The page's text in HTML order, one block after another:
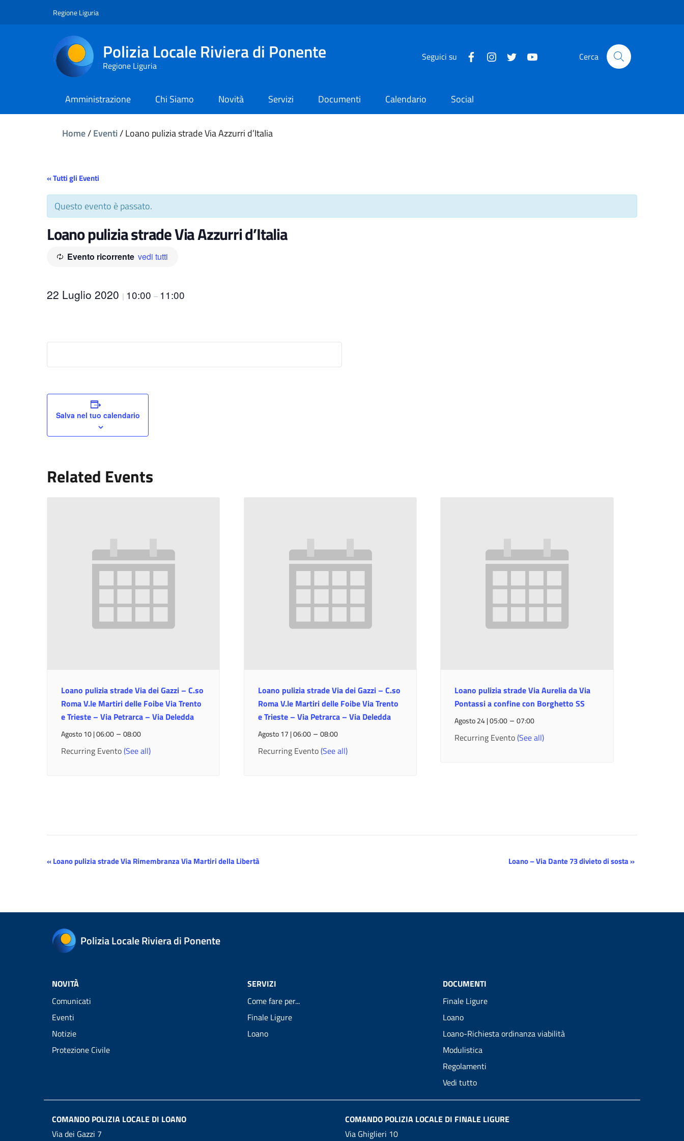
Regione Liguria
Polizia Locale Riviera di Ponente
Regione Liguria
Seguici su Cerca
Amministrazione Chi Siamo Novità Servizi Documenti Calendario Social
Home/Eventi/Loano pulizia strade Via Azzurri d’Italia
« Tutti gli Eventi
Questo evento è passato.
Loano pulizia strade Via Azzurri d’Italia
Evento ricorrente vedi tutti
22 Luglio 2020 | 10:00 – 11:00
Salva nel tuo calendario
Related Events
Loano pulizia strade Via dei Gazzi – C.so
Roma V.le Martiri delle Foibe Via Trento
e Trieste – Via Petrarca – Via Deledda
Agosto 10 | 06:00 –08:00
Recurring Evento(See all)
Loano pulizia strade Via dei Gazzi – C.so
Roma V.le Martiri delle Foibe Via Trento
e Trieste – Via Petrarca – Via Deledda
Agosto 17 | 06:00– 08:00
Recurring Evento(See all)
Loano pulizia strade Via Aurelia da Via
Pontassi a confine con Borghetto SS
Agosto 24 | 05:00 –07:00
Recurring Evento(See all)
Evento
«Loano pulizia strade Via Rimembranza Via Martiri della Libertà Loano – Via Dante 73 divieto di sosta»
Polizia Locale Riviera di Ponente
NOVITÀ
Comunicati
Eventi
Notizie
Protezione Civile
SERVIZI
Come fare per...
Finale Ligure
Loano
DOCUMENTI
Finale Ligure
Loano
Loano-Richiesta ordinanza viabilità
Modulistica
Regolamenti
Vedi tutto
COMANDO POLIZIA LOCALE DI LOANO
Via dei Gazzi 7
COMANDO POLIZIA LOCALE DI FINALE LIGURE
Via Ghiglieri 10